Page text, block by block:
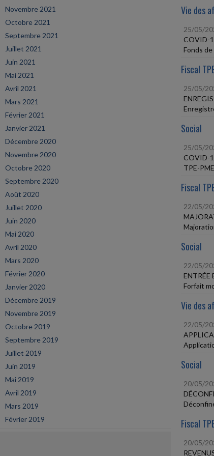
Novembre 2021
Octobre 2021
Septembre 2021
Juillet 2021
Juin 2021
Mai 2021
Avril 2021
Mars 2021
Février 2021
Janvier 2021
Décembre 2020
Novembre 2020
Octobre 2020
Septembre 2020
Août 2020
Juillet 2020
Juin 2020
Mai 2020
Avril 2020
Mars 2020
Février 2020
Janvier 2020
Décembre 2019
Novembre 2019
Octobre 2019
Septembre 2019
Juillet 2019
Juin 2019
Mai 2019
Avril 2019
Mars 2019
Février 2019
Vie des
25/05/
COVID-
Fonds
Fiscal
25/05/
Social
25/05/
COVID-
TPE-
Fiscal
22/05/
Social
22/05/
ENTRÉE
Forfait
Vie des
22/05/
Social
20/05/
Fiscal
20/05/